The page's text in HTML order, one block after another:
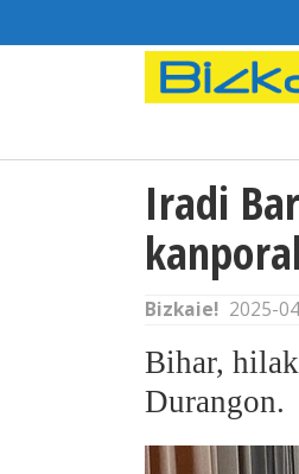
Iradi
Bizkaie! 2025-
Bihar,
Durangon.